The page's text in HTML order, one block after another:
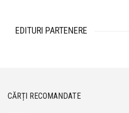
EDITURI PARTENERE
CĂRȚI RECOMANDATE